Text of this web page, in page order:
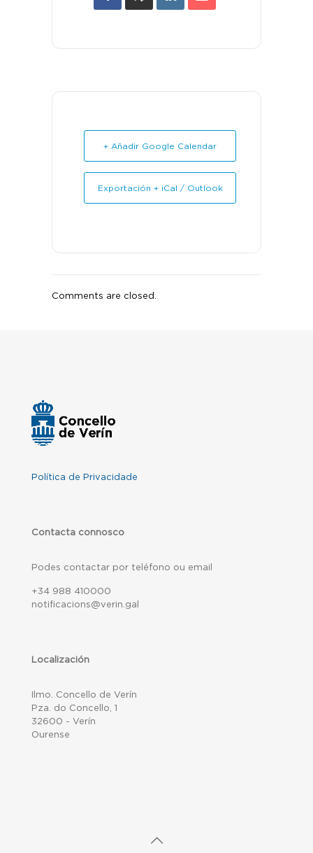
+ Añadir Google Calendar
Exportación + iCal / Outlook
Comments are closed.
Política de Privacidade
Contacta connosco
Podes contactar por teléfono ou email
+34 988 410000
notificacions@verin.gal
Localización
Ilmo. Concello de Verín
Pza. do Concello, 1
32600 - Verín
Ourense